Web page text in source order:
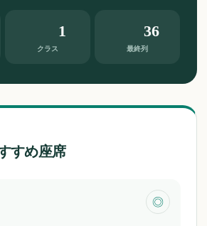
クラス
1
最終列
36
すめ座席
◎